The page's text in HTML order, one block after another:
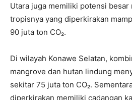
Utara juga memiliki potensi besar
tropisnya yang diperkirakan
90 juta ton CO₂.
Di wilayah Konawe Selatan,
mangrove dan hutan lindung
sekitar 75 juta ton CO₂.
diperkirakan memiliki cadangan